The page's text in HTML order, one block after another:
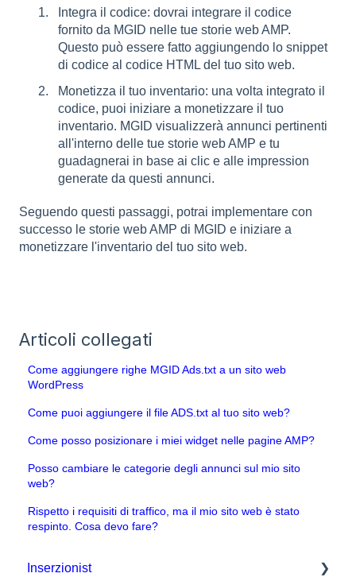
Integra il codice: dovrai integrare il codice
fornito da MGID nelle tue storie web AMP.
Questo può essere fatto aggiungendo lo snippet
di codice al codice HTML del tuo sito web.
Monetizza il tuo inventario: una volta integrato il
codice, puoi iniziare a monetizzare il tuo
inventario. MGID visualizzerà annunci pertinenti
all'interno delle tue storie web AMP e tu
guadagnerai in base ai clic e alle impression
generate da questi annunci.
Seguendo questi passaggi, potrai implementare con
successo le storie web AMP di MGID e iniziare a
monetizzare l'inventario del tuo sito web.
Articoli collegati
Come aggiungere righe MGID Ads.txt a un sito web
WordPress
Come puoi aggiungere il file ADS.txt al tuo sito web?
Come posso posizionare i miei widget nelle pagine AMP?
Posso cambiare le categorie degli annunci sul mio sito
web?
Rispetto i requisiti di traffico, ma il mio sito web è stato
respinto. Cosa devo fare?
Inserzionist